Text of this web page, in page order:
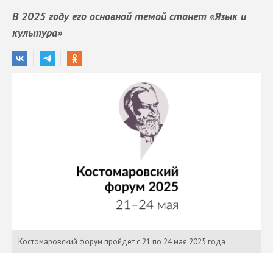
В 2025 году его основной темой станет «Язык и
культура»
Костомаровский форум пройдет с 21 по 24 мая 2025 года